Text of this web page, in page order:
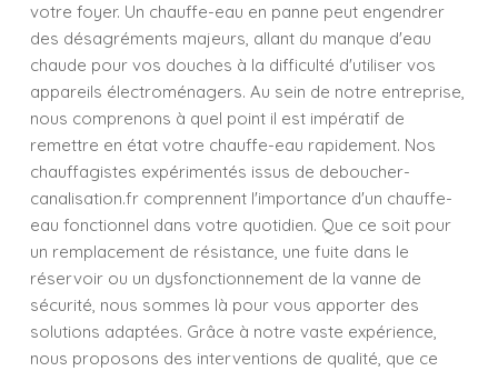
votre foyer. Un chauffe-eau en panne peut engendrer
des désagréments majeurs, allant du manque d'eau
chaude pour vos douches à la difficulté d'utiliser vos
appareils électroménagers. Au sein de notre entreprise,
nous comprenons à quel point il est impératif de
remettre en état votre chauffe-eau rapidement. Nos
chauffagistes expérimentés issus de deboucher-
canalisation.fr comprennent l'importance d'un chauffe-
eau fonctionnel dans votre quotidien. Que ce soit pour
un remplacement de résistance, une fuite dans le
réservoir ou un dysfonctionnement de la vanne de
sécurité, nous sommes là pour vous apporter des
solutions adaptées. Grâce à notre vaste expérience,
nous proposons des interventions de qualité, que ce